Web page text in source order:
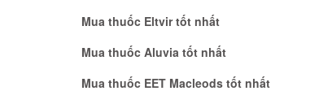
Mua thuốc Eltvir tốt nhất
Mua thuốc Aluvia tốt nhất
Mua thuốc EET Macleods tốt nhất